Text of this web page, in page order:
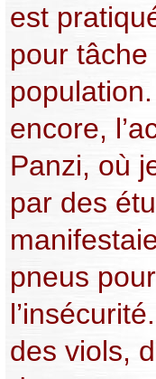
est
pour
encore,
Panzi, où
par des
pneus
des viols,